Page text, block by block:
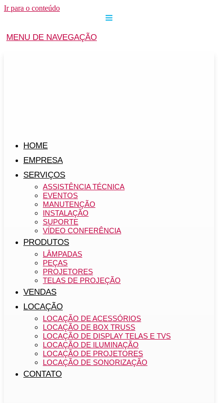
Ir para o conteúdo
MENU DE NAVEGAÇÃO
HOME
EMPRESA
SERVIÇOS
ASSISTÊNCIA TÉCNICA
EVENTOS
MANUTENÇÃO
INSTALAÇÃO
SUPORTE
VÍDEO CONFERÊNCIA
PRODUTOS
LÂMPADAS
PEÇAS
PROJETORES
TELAS DE PROJEÇÃO
VENDAS
LOCAÇÃO
LOCAÇÃO DE ACESSÓRIOS
LOCAÇÃO DE BOX TRUSS
LOCAÇÃO DE DISPLAY TELAS E TVS
LOCAÇÃO DE ILUMINAÇÃO
LOCAÇÃO DE PROJETORES
LOCAÇÃO DE SONORIZAÇÃO
CONTATO